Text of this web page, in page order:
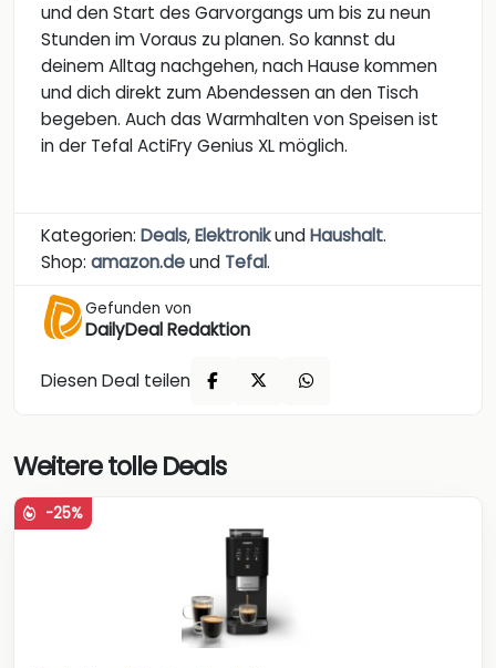
und den Start des Garvorgangs um bis zu neun
Stunden im Voraus zu planen. So kannst du
deinem Alltag nachgehen, nach Hause kommen
und dich direkt zum Abendessen an den Tisch
begeben. Auch das Warmhalten von Speisen ist
in der Tefal ActiFry Genius XL möglich.
Kategorien: Deals,ElektronikundHaushalt.
Shop: amazon.deund Tefal.
Gefunden von
DailyDeal Redaktion
Diesen Deal teilen
Weitere tolle Deals
-25%